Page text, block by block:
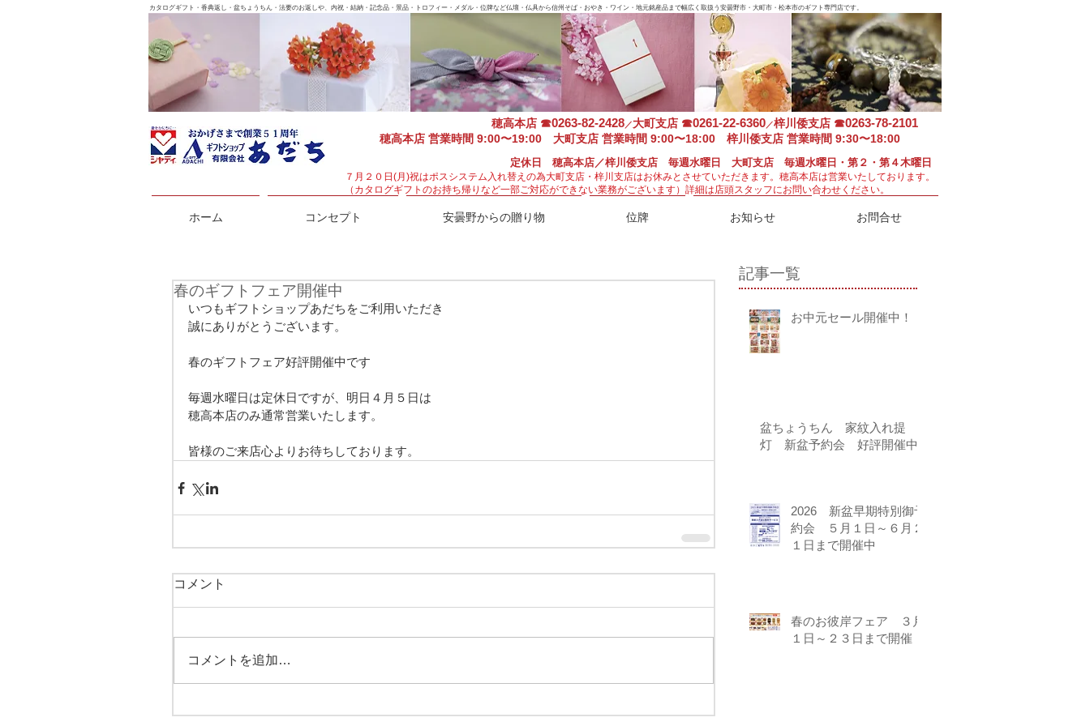
カタログギフト・香典返し・盆ちょうちん・法要のお返しや、内祝・結納・記念品・景品・トロフィー・メダル・位牌など仏壇・仏具から信州そば・おやき・ワイン・地元銘産品まで幅広く取扱う安曇野市・大町市・松本市のギフト専門店です。
穂高本店 ☎0263-82-2428／大町支店 ☎0261-22-6360／梓川倭支店 ☎0263-78-2101
穂高本店 営業時間 9:00〜19:00 大町支店 営業時間 9:00〜18:00 梓川倭支店 営業時間 9:30〜18:00
定休日 穂高本店／梓川倭支店 毎週水曜日 大町支店 毎週水曜日・第２・第４木曜日
ホーム コンセプト 安曇野からの贈り物 位牌 お知らせ お問合せ
７月２０日(月)祝はポスシステム入れ替えの為大町支店・梓川支店はお休みとさせていただきます。 穂高本店は営業いたしております。
（カタログギフトのお持ち帰りなど一部ご対応ができない業務がございます） 詳細は店頭スタッフにお問い合わせください。
春のギフトフェア開催中
いつもギフトショップあだちをご利用いただき
誠にありがとうございます。
春のギフトフェア好評開催中です
毎週水曜日は定休日ですが、明日４月５日は
穂高本店のみ通常営業いたします。
皆様のご来店心よりお待ちしております。
コメント
コメントを追加…
記事一覧
お中元セール開催中！！
盆ちょうちん 家紋入れ提
灯 新盆予約会 好評開催中!!
2026 新盆早期特別御予
約会 ５月１日～６月２
１日まで開催中
春のお彼岸フェア ３月
１日～２３日まで開催